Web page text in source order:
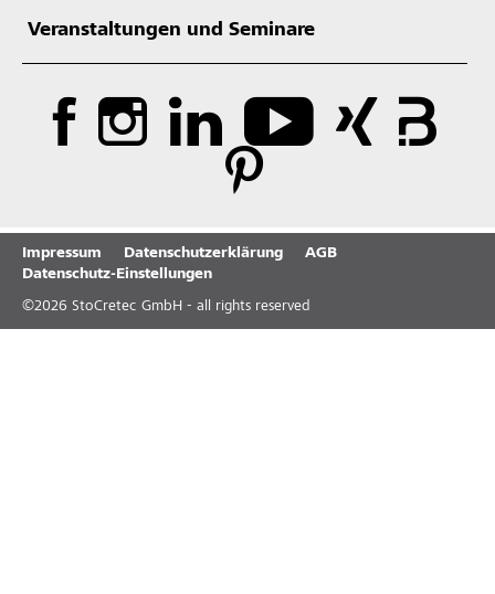
Veranstaltungen und Seminare
Impressum Datenschutzerklärung
AGB
Datenschutz-Einstellungen
©2026 StoCretec GmbH - all rights reserved